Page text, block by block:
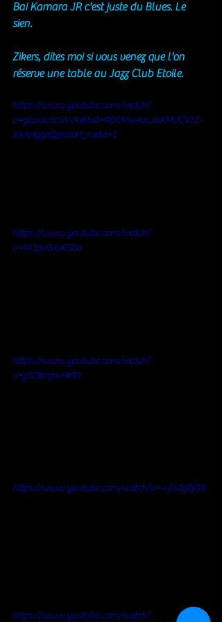
Bai Kamara JR c'est juste du Blues. Le
sien.
Zikers, dites moi si vous venez que l'on
réserve une table au Jazz Club Etoile.
https://www.youtube.com/watch?
v=glwov3cGVvY&list=RDEMuAvLJ6XMdCVZZ-
X4AHggeQ&start_radio=1
https://www.youtube.com/watch?
v=M3pVGxvPSbo
https://www.youtube.com/watch?
v=z3C8mjmHk9Y
https://www.youtube.com/watch?v=-ul41qitjO8
https://www.youtube.com/watch?